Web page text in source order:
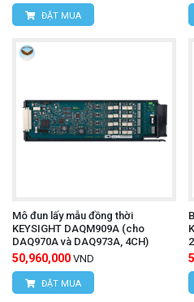
ĐẶT MUA
Mô đun lấy mẫu đồng thời
KEYSIGHT DAQM909A (cho
DAQ970A và DAQ973A, 4CH)
50,960,000 VND
ĐẶT MUA